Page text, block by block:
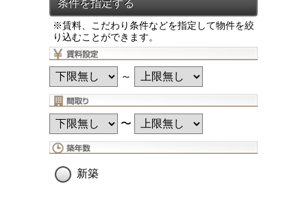
※賃料、こだわり条件などを指定して物件を絞
り込むことができます。
～
〜
新築